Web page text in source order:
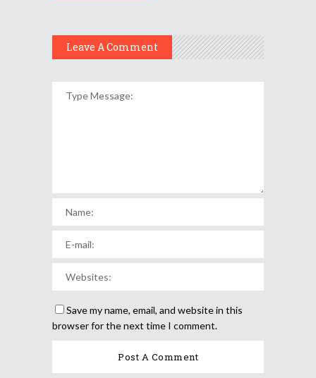
Leave A Comment
Save my name, email, and website in this
browser for the next time I comment.